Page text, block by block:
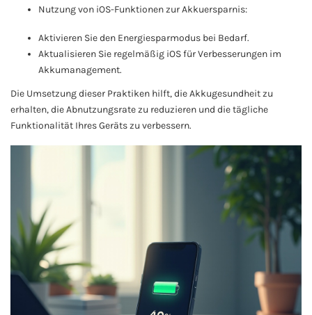
Nutzung von iOS-Funktionen zur Akkuersparnis:
Aktivieren Sie den Energiesparmodus bei Bedarf.
Aktualisieren Sie regelmäßig iOS für Verbesserungen im
Akkumanagement.
Die Umsetzung dieser Praktiken hilft, die Akkugesundheit zu
erhalten, die Abnutzungsrate zu reduzieren und die tägliche
Funktionalität Ihres Geräts zu verbessern.